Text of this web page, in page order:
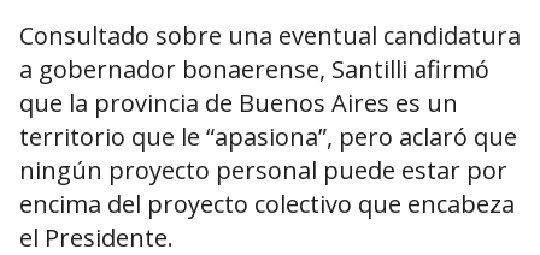
Consultado sobre una eventual candidatura
a gobernador bonaerense, Santilli afirmó
que la provincia de Buenos Aires es un
territorio que le “apasiona”, pero aclaró que
ningún proyecto personal puede estar por
encima del proyecto colectivo que encabeza
el Presidente.